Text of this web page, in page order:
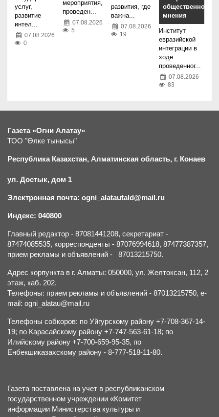
услуг,
развитие
интел...
07.08.2026
0
мероприятия,
проведен...
07.08.2026
5
развития, где
важна...
07.08.2026
19
общественного
мнения
Институт
евразийской
интеграции в
ходе
проведенног...
07.08.2026
83
Газета «Огни Алатау»
ТОО "Өлке тынысы"
Республика Казахстан, Алматинская область, г. Конаев
ул. Достык, дом 1
Электронная почта: ogni_alatautald@mail.ru
Индекс: 040800
Главный редактор - 87081441208, секретариат -
87474085535, корреспонденты - 87076994618, 87477387357,
прием рекламы и объявлений - 87013215750.
Адрес корпункта в г. Алматы: 050000, ул. Желтоксан, 112, 2
этаж, каб. 202.
Телефоны: прием рекламы и объявлений - 87013215750, e-
mail: ogni_alatau@mail.ru
Телефоны собкоров: по Уйгурскому району +7-708-367-14-
19; по Карасайскому району +7-747-563-61-18; по
Илийскому району +7-700-659-95-35, по
Енбекшиказахскому району - 8-777-518-11-80.
Газета поставлена на учет в республиканском
государственном учреждении «Комитет
информации Министерства культуры и